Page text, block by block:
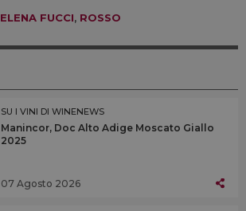
ELENA FUCCI, ROSSO
SU I VINI DI WINENEWS
Manincor, Doc Alto Adige Moscato Giallo
2025
07 Agosto 2026